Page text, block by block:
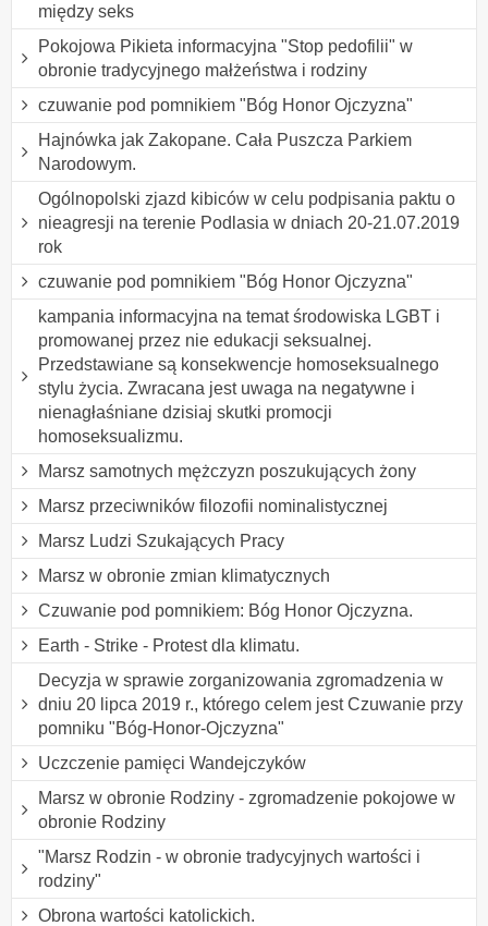
między seks
Pokojowa Pikieta informacyjna "Stop pedofilii" w
obronie tradycyjnego małżeństwa i rodziny
czuwanie pod pomnikiem "Bóg Honor Ojczyzna"
Hajnówka jak Zakopane. Cała Puszcza Parkiem
Narodowym.
Ogólnopolski zjazd kibiców w celu podpisania paktu o
nieagresji na terenie Podlasia w dniach 20-21.07.2019
rok
czuwanie pod pomnikiem "Bóg Honor Ojczyzna"
kampania informacyjna na temat środowiska LGBT i
promowanej przez nie edukacji seksualnej.
Przedstawiane są konsekwencje homoseksualnego
stylu życia. Zwracana jest uwaga na negatywne i
nienagłaśniane dzisiaj skutki promocji
homoseksualizmu.
Marsz samotnych mężczyzn poszukujących żony
Marsz przeciwników filozofii nominalistycznej
Marsz Ludzi Szukających Pracy
Marsz w obronie zmian klimatycznych
Czuwanie pod pomnikiem: Bóg Honor Ojczyzna.
Earth - Strike - Protest dla klimatu.
Decyzja w sprawie zorganizowania zgromadzenia w
dniu 20 lipca 2019 r., którego celem jest Czuwanie przy
pomniku "Bóg-Honor-Ojczyzna"
Uczczenie pamięci Wandejczyków
Marsz w obronie Rodziny - zgromadzenie pokojowe w
obronie Rodziny
"Marsz Rodzin - w obronie tradycyjnych wartości i
rodziny"
Obrona wartości katolickich.